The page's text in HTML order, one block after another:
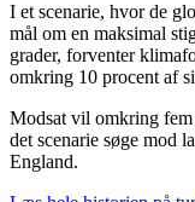
I et scenarie, hvor de
mål om en maksimal
grader, forventer
omkring 10 procent af
Modsat vil omkring
det scenarie søge mod
England.